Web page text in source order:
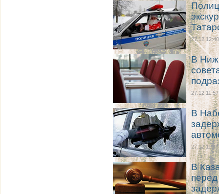
27.12 12:40
В
27.12 11:57
В
27.12 11:48
В